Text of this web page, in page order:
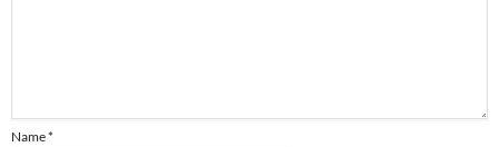
Name*